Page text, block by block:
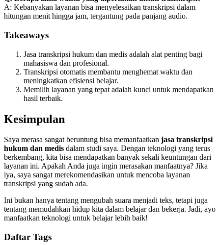
A: Kebanyakan layanan bisa menyelesaikan transkripsi dalam
hitungan menit hingga jam, tergantung pada panjang audio.
Takeaways
Jasa transkripsi hukum dan medis adalah alat penting bagi
mahasiswa dan profesional.
Transkripsi otomatis membantu menghemat waktu dan
meningkatkan efisiensi belajar.
Memilih layanan yang tepat adalah kunci untuk mendapatkan
hasil terbaik.
Kesimpulan
Saya merasa sangat beruntung bisa memanfaatkan jasa transkripsi
hukum dan medis dalam studi saya. Dengan teknologi yang terus
berkembang, kita bisa mendapatkan banyak sekali keuntungan dari
layanan ini. Apakah Anda juga ingin merasakan manfaatnya? Jika
iya, saya sangat merekomendasikan untuk mencoba layanan
transkripsi yang sudah ada.
Ini bukan hanya tentang mengubah suara menjadi teks, tetapi juga
tentang memudahkan hidup kita dalam belajar dan bekerja. Jadi, ayo
manfaatkan teknologi untuk belajar lebih baik!
Daftar Tags